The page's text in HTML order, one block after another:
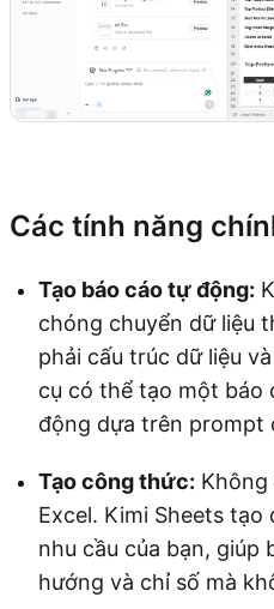
Các tính năng
Tạo báo cáo tự động:
chóng chuyển dữ liệu
phải cấu trúc dữ liệu
cụ có thể tạo một báo
động dựa trên prompt
Tạo công thức:
Excel. Kimi Sheets
nhu cầu của bạn, giúp
hướng và chỉ số mà